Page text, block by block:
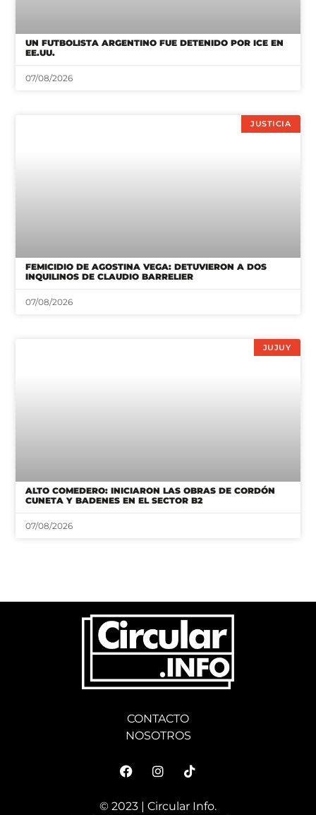
UN FUTBOLISTA ARGENTINO FUE DETENIDO POR ICE EN
EE.UU.
07/08/2026
JUSTICIA
FEMICIDIO DE AGOSTINA VEGA: DETUVIERON A DOS
INQUILINOS DE CLAUDIO BARRELIER
07/08/2026
JUJUY
ALTO COMEDERO: INICIARON LAS OBRAS DE CORDÓN
CUNETA Y BADENES EN EL SECTOR B2
07/08/2026
CONTACTO
NOSOTROS
© 2023 | Circular Info.